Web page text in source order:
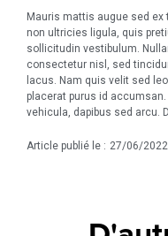
Mauris mattis augue sed
non ultricies ligula, quis
sollicitudin vestibulum.
consectetur nisl, sed
lacus. Nam quis velit sed
placerat purus id
vehicula, dapibus sed arcu.
Article publié le : 27/06/2022